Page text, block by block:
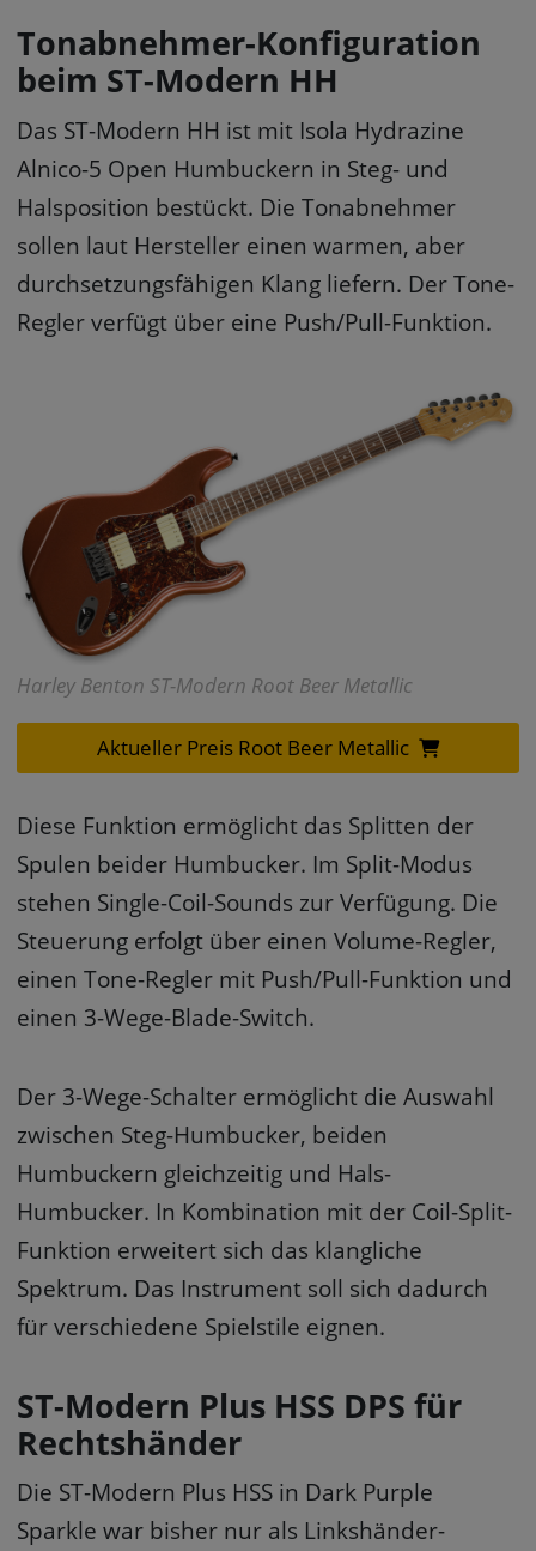
Tonabnehmer-Konfiguration
beim ST-Modern HH
Das ST-Modern HH ist mit Isola Hydrazine
Alnico-5 Open Humbuckern in Steg- und
Halsposition bestückt. Die Tonabnehmer
sollen laut Hersteller einen warmen, aber
durchsetzungsfähigen Klang liefern. Der Tone-
Regler verfügt über eine Push/Pull-Funktion.
Harley Benton ST-Modern Root Beer Metallic
Aktueller Preis Root Beer Metallic
Diese Funktion ermöglicht das Splitten der
Spulen beider Humbucker. Im Split-Modus
stehen Single-Coil-Sounds zur Verfügung. Die
Steuerung erfolgt über einen Volume-Regler,
einen Tone-Regler mit Push/Pull-Funktion und
einen 3-Wege-Blade-Switch.
Der 3-Wege-Schalter ermöglicht die Auswahl
zwischen Steg-Humbucker, beiden
Humbuckern gleichzeitig und Hals-
Humbucker. In Kombination mit der Coil-Split-
Funktion erweitert sich das klangliche
Spektrum. Das Instrument soll sich dadurch
für verschiedene Spielstile eignen.
ST-Modern Plus HSS DPS für
Rechtshänder
Die ST-Modern Plus HSS in Dark Purple
Sparkle war bisher nur als Linkshänder-